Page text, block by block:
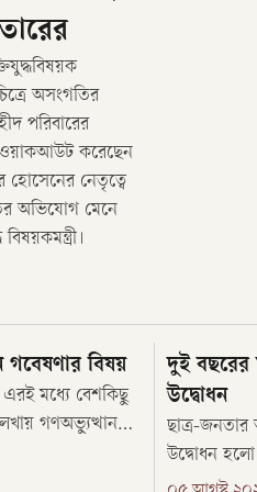
অসংগতির
পরিবারের
ওয়াকআউট করেছেন
নেতৃত্বে
অভিযোগ মেনে
বিষয়
এরই মধ্যে বেশকিছু
গণঅভ্যুত্থান
আলোচনা করব।
দুই বছরের
উদ্বোধন
ছাত্র-জনতার
উদ্বোধন হলো
বুধবার (৫